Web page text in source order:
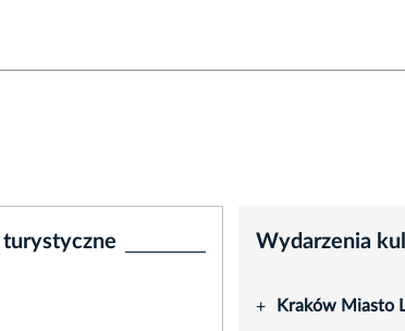
Wydarzenia
+ Kraków Miasto